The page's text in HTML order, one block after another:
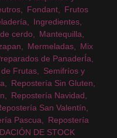
Fondant
Frutos
Ingredientes
cerdo
Mantequilla
Mermeladas
Mix
de PanaderÍa
Frutas
Semifríos y
Repostería Sin Gluten
Repostería Navidad
San Valentín
Pascua
Repostería
DE STOCK